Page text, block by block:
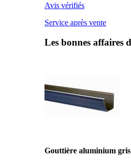
Avis vérifiés
Service après vente
Les bonnes affaires
Gouttière aluminium